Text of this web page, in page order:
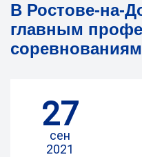
В Ростове-на-
главным
27
сен
2021